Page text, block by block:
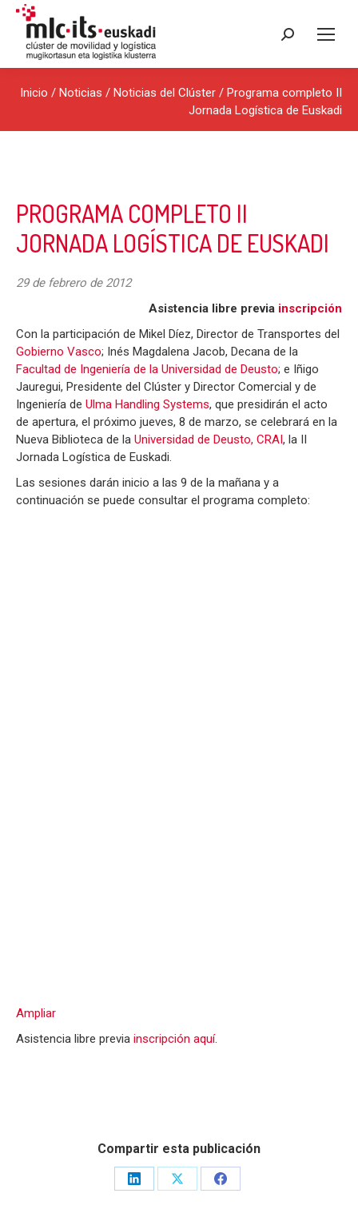
Buscar:
Inicio / Noticias / Noticias del Clúster / Programa completo II
Jornada Logística de Euskadi
PROGRAMA COMPLETO II
JORNADA LOGÍSTICA DE EUSKADI
29 de febrero de 2012
Asistencia libre previa inscripción
Con la participación de Mikel Díez, Director de Transportes del
Gobierno Vasco; Inés Magdalena Jacob, Decana de la
Facultad de Ingeniería de la Universidad de Deusto; e Iñigo
Jauregui, Presidente del Clúster y Director Comercial y de
Ingeniería de Ulma Handling Systems, que presidirán el acto
de apertura, el próximo jueves, 8 de marzo, se celebrará en la
Nueva Biblioteca de la Universidad de Deusto, CRAI, la II
Jornada Logística de Euskadi.
Las sesiones darán inicio a las 9 de la mañana y a
continuación se puede consultar el programa completo:
Ampliar
Asistencia libre previa inscripción aquí.
Compartir esta publicación
Share
Share
Share